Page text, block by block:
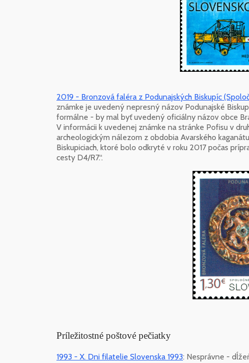
2019 - Bronzová faléra z Podunajských Biskupíc
známke je uvedený nepresný názov Podunajské
formálne - by mal byť uvedený oficiálny názov obce
V informácii k uvedenej známke na stránke Pofisu v
archeologickým nálezom z obdobia Avarského
Biskupiciach, ktoré bolo odkryté v roku 2017 počas
cesty D4/R7.“.
Príležitostné poštové pečiatky
1993 - X. Dni filatelie Slovenska 1993: Nesprávne -